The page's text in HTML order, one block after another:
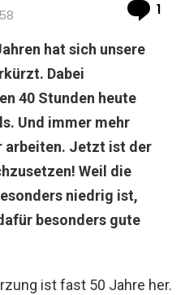
1
hat sich unsere
Dabei
40 Stunden heute
Und immer mehr
arbeiten. Jetzt ist der
Weil die
niedrig ist,
besonders gute
ist fast 50 Jahre her.